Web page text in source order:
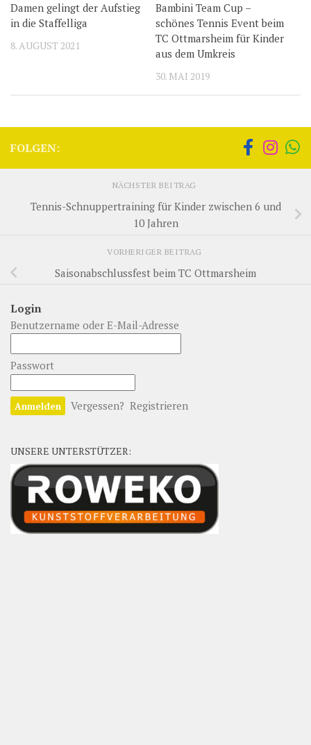
Damen gelingt der Aufstieg
in die Staffelliga
8. AUGUST 2021
Bambini Team Cup –
schönes Tennis Event beim
TC Ottmarsheim für Kinder
aus dem Umkreis
30. MAI 2019
FOLGEN:
NÄCHSTER BEITRAG
Tennis-Schnuppertraining für Kinder zwischen 6 und
10 Jahren
VORHERIGER BEITRAG
Saisonabschlussfest beim TC Ottmarsheim
Login
Benutzername oder E-Mail-Adresse
Passwort
Vergessen? Registrieren
UNSERE UNTERSTÜTZER: